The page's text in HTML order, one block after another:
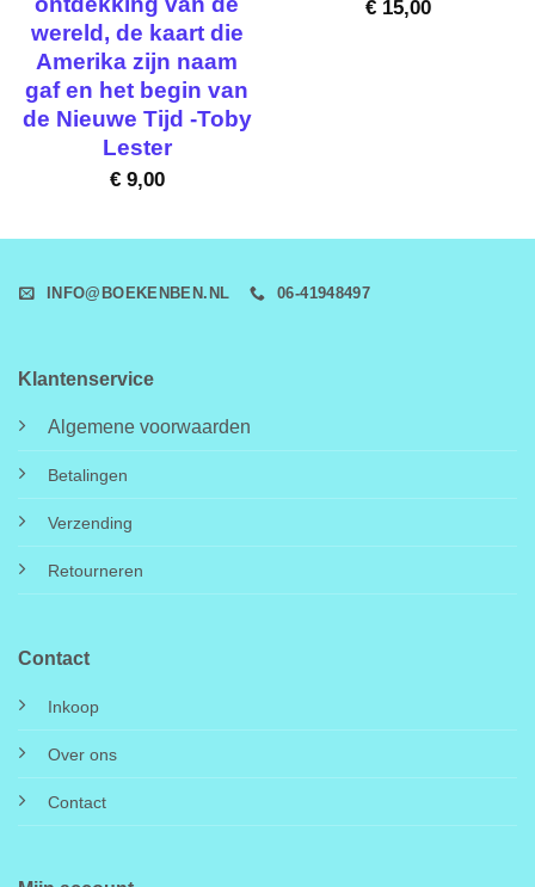
wereld, de kaart die
Amerika zijn naam
gaf en het begin van
de Nieuwe Tijd -Toby
Lester
€9,00
€ 15,00
INFO@BOEKENBEN.NL 06-41948497
Klantenservice
Algemene voorwaarden
Betalingen
Verzending
Retourneren
Contact
Inkoop
Over ons
Contact